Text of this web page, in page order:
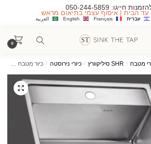
חייגו: 050-244-5859
עד הבית | איסוף עצמי בתיאום מראש
العربية English Français עִבְרִית
0
מטבח / SHR סיליקוורץ / כיורי נירוסטה / כיור מטבח מילאנו נירוסטה בודד